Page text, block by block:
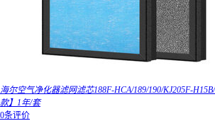
海尔空气净化器滤网滤芯188F-HCA/189/190/KJ205F-
款】1年/套
0条评价